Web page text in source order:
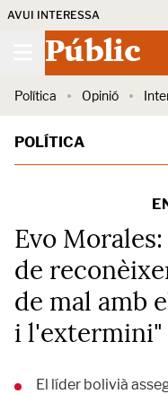
AVUI INTERESSA
Públic
Política Opinió
POLÍTICA
Evo
de
de mal amb
i l'extermini"
El líder bolivià